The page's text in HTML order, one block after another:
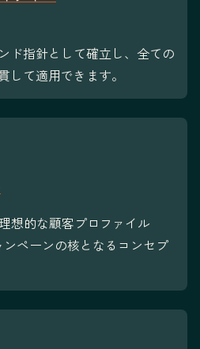
ド指針として確立し、全ての
して適用できます。
想的な顧客プロファイル
ンペーンの核となるコンセプ